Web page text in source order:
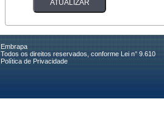
Embrapa
Todos os direitos reservados, conforme Lei n° 9.610
Política de Privacidade